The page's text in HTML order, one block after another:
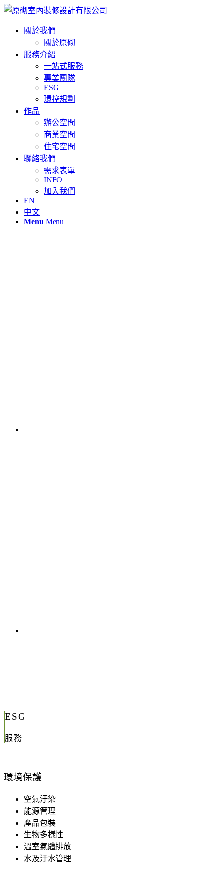
關於我們
關於原砌
服務介紹
一站式服務
專業團隊
ESG
環控規劃
作品
辦公空間
商業空間
住宅空間
聯絡我們
需求表單
INFO
加入我們
EN
中文
Menu Menu
ESG
服務
環境保護
空氣汙染
能源管理
產品包裝
生物多樣性
溫室氣體排放
水及汙水管理